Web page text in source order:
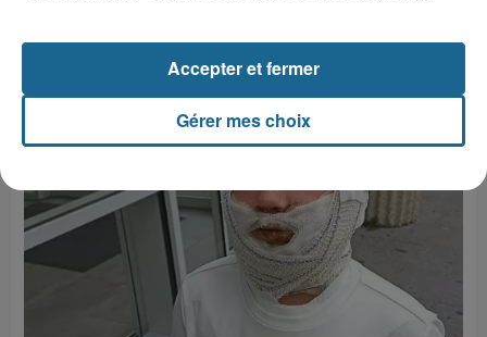
LE TOP DE L'ACTU
Gérer mes choix
Accepter et fermer